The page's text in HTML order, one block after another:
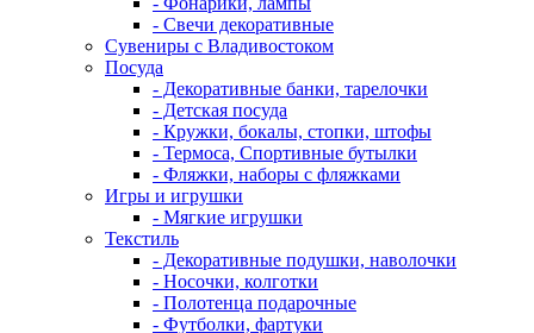
- Свечи декоративные
Сувениры с Владивостоком
Посуда
- Декоративные банки, тарелочки
- Детская посуда
- Кружки, бокалы, стопки, штофы
- Термоса, Спортивные бутылки
- Фляжки, наборы с фляжками
Игры и игрушки
- Мягкие игрушки
Текстиль
- Декоративные подушки, наволочки
- Носочки, колготки
- Полотенца подарочные
- Футболки, фартуки